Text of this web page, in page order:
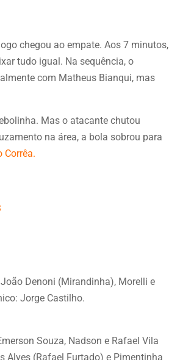
chegou ao empate. Aos 7 minutos,
tudo igual. Na sequência, o
com Matheus Bianqui, mas
Mas o atacante chutou
na área, a bola sobrou para
Corrêa.
Denoni (Mirandinha), Morelli e
Jorge Castilho.
Souza, Nadson e Rafael Vila
Alves (Rafael Furtado) e Pimentinha